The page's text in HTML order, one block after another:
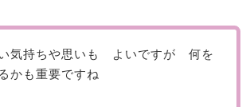
気持ちや思いも よいですが 何を
かも重要ですね